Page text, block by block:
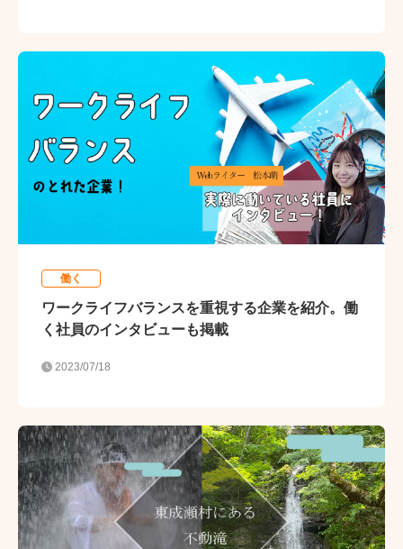
働く
ワークライフバランスを重視する企業を紹介。働
く社員のインタビューも掲載
2023/07/18